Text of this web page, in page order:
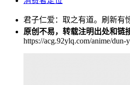
君子仁爱：取之有道。刷新有
原创不易，转载注明出处和链
https://acg.92ylq.com/anime/dun-